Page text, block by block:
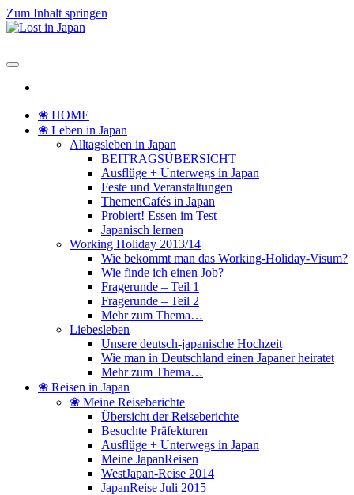
Zum Inhalt springen
❀ HOME
❀ Leben in Japan
Alltagsleben in Japan
BEITRAGSÜBERSICHT
Ausflüge + Unterwegs in Japan
Feste und Veranstaltungen
ThemenCafés in Japan
Probiert! Essen im Test
Japanisch lernen
Working Holiday 2013/14
Wie bekommt man das Working-Holiday-Visum?
Wie finde ich einen Job?
Fragerunde – Teil 1
Fragerunde – Teil 2
Mehr zum Thema…
Liebesleben
Unsere deutsch-japanische Hochzeit
Wie man in Deutschland einen Japaner heiratet
Mehr zum Thema…
❀ Reisen in Japan
❀ Meine Reiseberichte
Übersicht der Reiseberichte
Besuchte Präfekturen
Ausflüge + Unterwegs in Japan
Meine JapanReisen
WestJapan-Reise 2014
JapanReise Juli 2015